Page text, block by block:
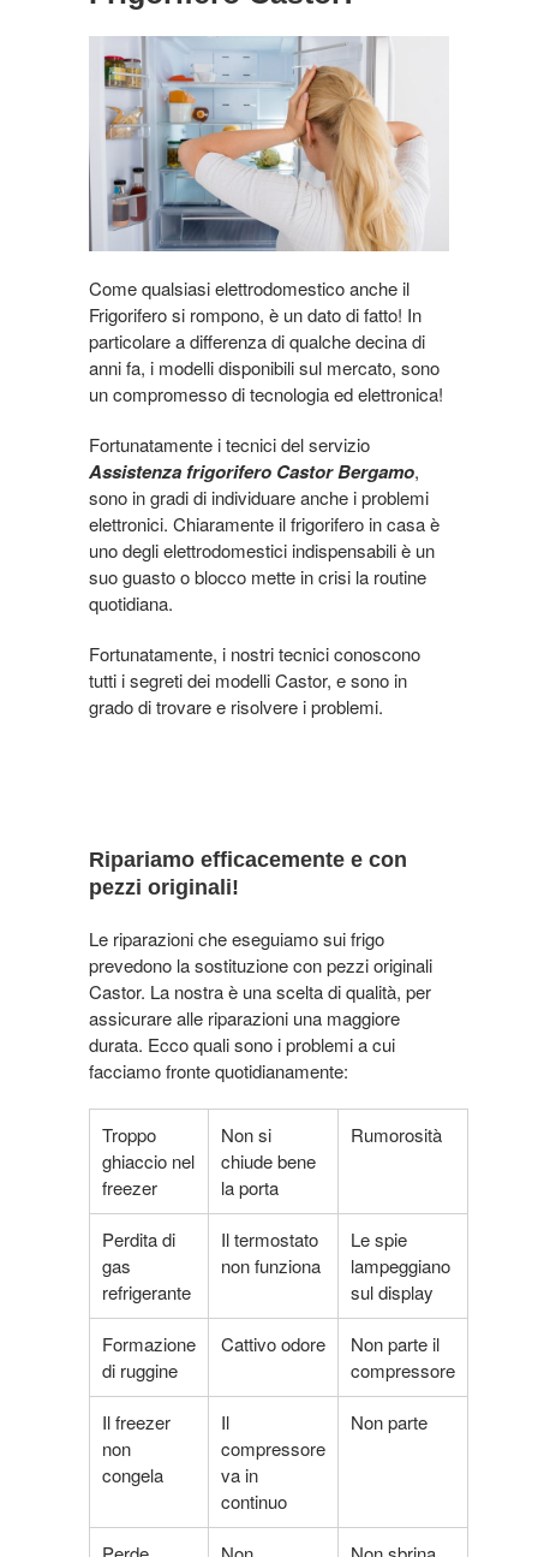
Come qualsiasi elettrodomestico anche il
Frigorifero si rompono, è un dato di fatto! In
particolare a differenza di qualche decina di
anni fa, i modelli disponibili sul mercato, sono
un compromesso di tecnologia ed elettronica!
Fortunatamente i tecnici del servizio
Assistenza frigorifero Castor Bergamo,
sono in gradi di individuare anche i problemi
elettronici. Chiaramente il frigorifero in casa è
uno degli elettrodomestici indispensabili è un
suo guasto o blocco mette in crisi la routine
quotidiana.
Fortunatamente, i nostri tecnici conoscono
tutti i segreti dei modelli Castor, e sono in
grado di trovare e risolvere i problemi.
Ripariamo efficacemente e con
pezzi originali!
Le riparazioni che eseguiamo sui frigo
prevedono la sostituzione con pezzi originali
Castor. La nostra è una scelta di qualità, per
assicurare alle riparazioni una maggiore
durata. Ecco quali sono i problemi a cui
facciamo fronte quotidianamente:
Troppo
ghiaccio nel
freezer
Non si
chiude bene
la porta
Rumorosità
Perdita di
gas
refrigerante
Il termostato
non funziona
Le spie
lampeggiano
sul display
Formazione
di ruggine
Cattivo odore
Non parte il
compressore
Il freezer
non
congela
Il
compressore
va in
continuo
Non parte